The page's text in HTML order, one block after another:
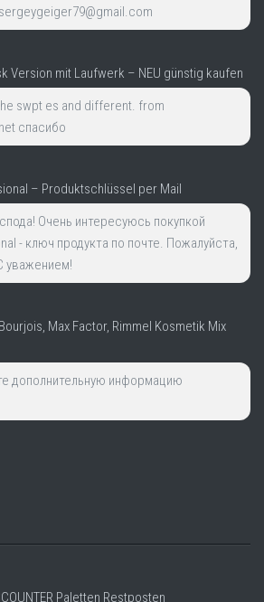
Version mit Laufwerk – NEU günstig kaufen
swpt es and different. from
спасибо
– Produktschlüssel per Mail
Очень интересуюсь покупкой
- ключ продукта по почте. Пожалуйста,
уважением!
Max Factor, Rimmel Kosmetik Mix
дополнительную информацию
Paletten Restposten